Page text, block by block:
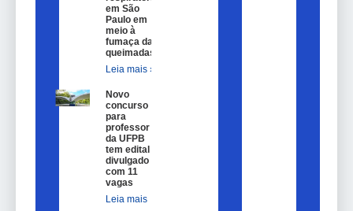
em São
Paulo em
meio à
fumaça das
queimadas
Leia mais »
Novo
concurso
para
professor
da UFPB
tem edital
divulgado
com 11
vagas
Leia mais